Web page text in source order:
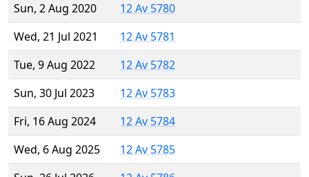
Sun, 2 Aug 2020
12 Av 5780
Wed, 21 Jul 2021
12 Av 5781
Tue, 9 Aug 2022
12 Av 5782
Sun, 30 Jul 2023
12 Av 5783
Fri, 16 Aug 2024
12 Av 5784
Wed, 6 Aug 2025
12 Av 5785